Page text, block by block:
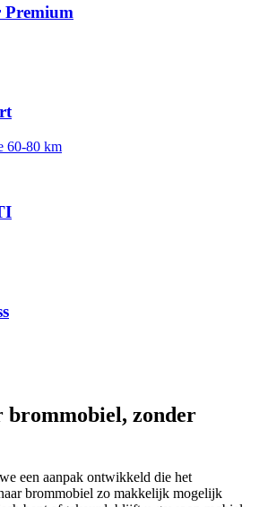
Premium
60-80 km
brommobiel, zonder
een aanpak ontwikkeld die het
brommobiel zo makkelijk mogelijk